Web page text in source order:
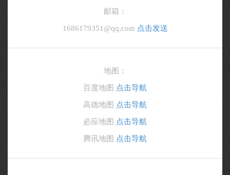
邮箱：
1686179351@qq.com 点击发送
地图：
百度地图 点击导航
高德地图 点击导航
必应地图 点击导航
腾讯地图 点击导航